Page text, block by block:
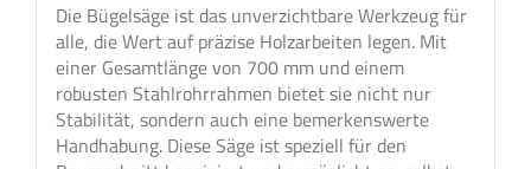
Die Bügelsäge ist das unverzichtbare Werkzeug für
alle, die Wert auf präzise Holzarbeiten legen. Mit
einer Gesamtlänge von 700 mm und einem
robusten Stahlrohrrahmen bietet sie nicht nur
Stabilität, sondern auch eine bemerkenswerte
Handhabung. Diese Säge ist speziell für den